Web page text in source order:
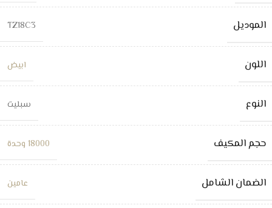
الموديل TZ18C3
اللون ابيض
النوع سبليت
حجم المكيف 18000 وحدة
الضمان الشامل عامين